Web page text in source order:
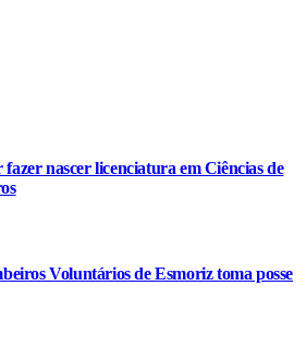
nascer licenciatura em Ciências de
Voluntários de Esmoriz toma posse